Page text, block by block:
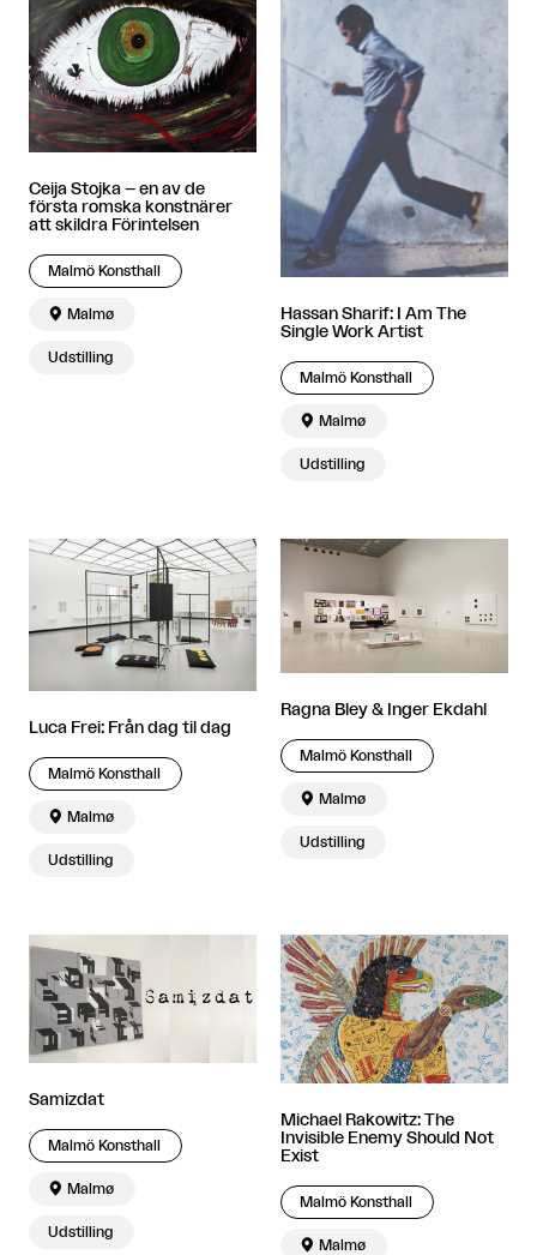
Ceija Stojka – en av de
första romska konstnärer
att skildra Förintelsen
Malmö Konsthall
 Malmø
Udstilling
Hassan Sharif: I Am The
Single Work Artist
Malmö Konsthall
 Malmø
Udstilling
Luca Frei: Från dag til dag
Malmö Konsthall
 Malmø
Udstilling
Ragna Bley & Inger Ekdahl
Malmö Konsthall
 Malmø
Udstilling
Samizdat
Malmö Konsthall
 Malmø
Udstilling
Michael Rakowitz: The
Invisible Enemy Should Not
Exist
Malmö Konsthall
 Malmø